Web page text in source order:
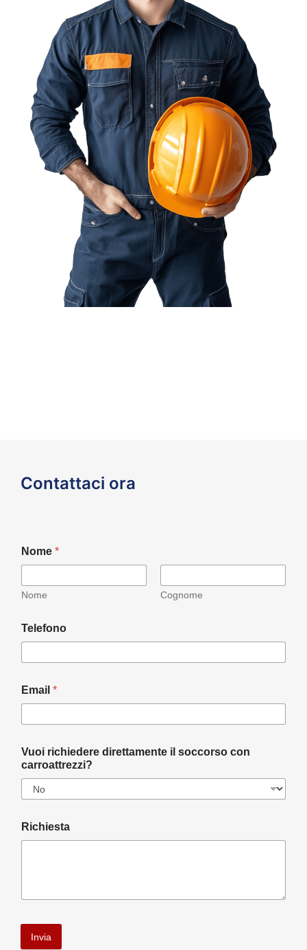
Contattaci ora
Nome *
Nome Cognome
Telefono
Email *
Vuoi richiedere direttamente il soccorso con
carroattrezzi?
Richiesta
Invia